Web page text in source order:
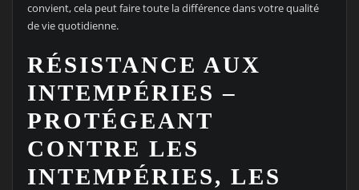
convient, cela peut faire toute la différence dans votre qualité
de vie quotidienne.
RÉSISTANCE AUX
INTEMPÉRIES –
PROTÉGEANT
CONTRE LES
INTEMPÉRIES, LES